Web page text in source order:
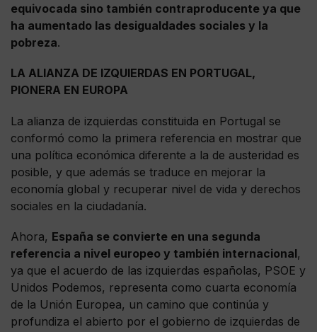
equivocada sino también contraproducente ya que
ha aumentado las desigualdades sociales y la
pobreza.
LA ALIANZA DE IZQUIERDAS EN PORTUGAL,
PIONERA EN EUROPA
La alianza de izquierdas constituida en Portugal se
conformó como la primera referencia en mostrar que
una política económica diferente a la de austeridad es
posible, y que además se traduce en mejorar la
economía global y recuperar nivel de vida y derechos
sociales en la ciudadanía.
Ahora, España se convierte en una segunda
referencia a nivel europeo y también internacional,
ya que el acuerdo de las izquierdas españolas, PSOE y
Unidos Podemos, representa como cuarta economía
de la Unión Europea, un camino que continúa y
profundiza el abierto por el gobierno de izquierdas de